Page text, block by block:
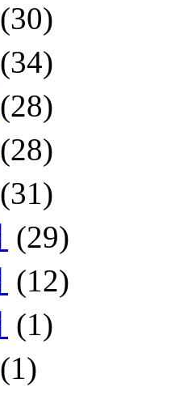
(30)
(34)
(28)
(28)
(31)
(29)
(12)
(1)
(1)